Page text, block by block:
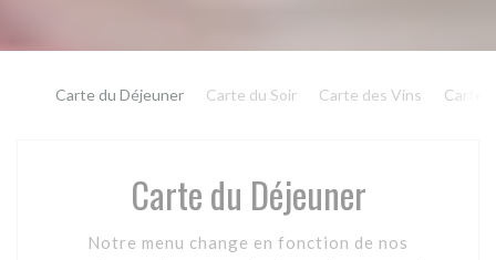
Carte du Déjeuner Carte du Soir Carte des Vins Carte
Carte du Déjeuner
Notre menu change en fonction de nos